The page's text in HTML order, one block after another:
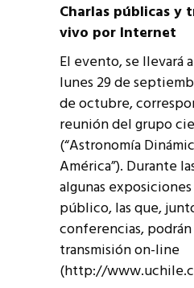
Charlas públicas y
vivo por Internet
El evento, se llevará
lunes 29 de
de octubre,
reunión del grupo
(“Astronomía
América”). Durante
algunas
público, las que,
conferencias,
transmisión on-line
(http://